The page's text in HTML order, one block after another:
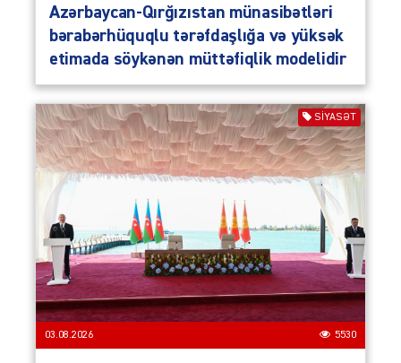
Azərbaycan-Qırğızıstan münasibətləri
bərabərhüquqlu tərəfdaşlığa və yüksək
etimada söykənən müttəfiqlik modelidir
SIYASƏT
03.08.2026 5530